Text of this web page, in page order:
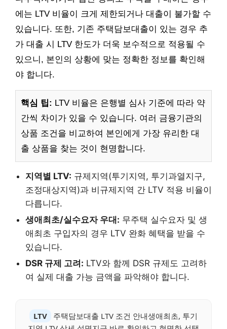
에는 LTV 비율이 크게 제한되거나 대출이 불가할 수
있습니다. 또한, 기존 주택담보대출이 있는 경우 추
가 대출 시 LTV 한도가 더욱 보수적으로 적용될 수
있으니, 본인의 상황에 맞는 정확한 정보를 확인해
야 합니다.
핵심 팁: LTV 비율은 은행별 심사 기준에 따라 약
간씩 차이가 있을 수 있습니다. 여러 금융기관의
상품 조건을 비교하여 본인에게 가장 유리한 대
출 상품을 찾는 것이 현명합니다.
지역별 LTV: 규제지역(투기지역, 투기과열지구,
조정대상지역)과 비규제지역 간 LTV 적용 비율이
다릅니다.
생애최초/실수요자 우대: 무주택 실수요자 및 생
애최초 구입자의 경우 LTV 완화 혜택을 받을 수
있습니다.
DSR 규제 고려: LTV와 함께 DSR 규제도 고려하
여 실제 대출 가능 금액을 파악해야 합니다.
LTV
주택담보대출 LTV 조건 안내생애최초, 투기